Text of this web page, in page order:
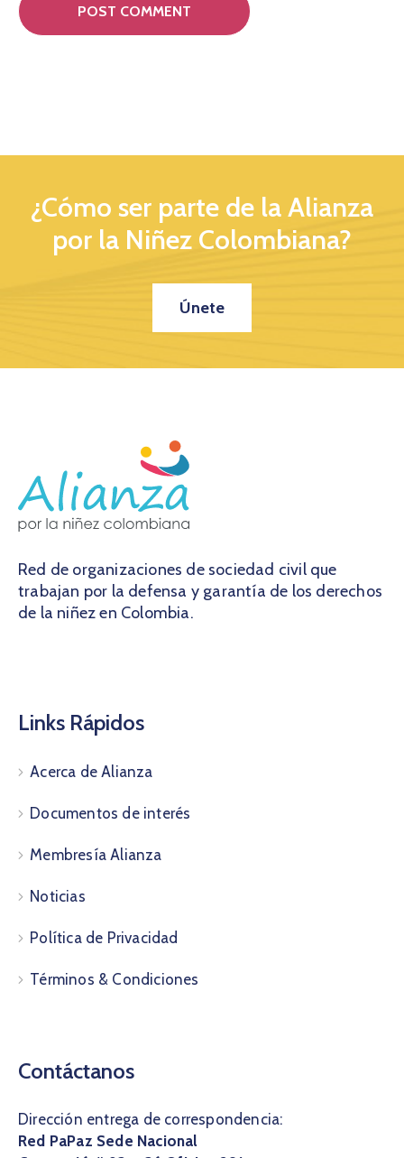
¿Cómo ser parte de la Alianza
por la Niñez Colombiana?
Únete
Red de organizaciones de sociedad civil que
trabajan por la defensa y garantía de los derechos
de la niñez en Colombia.
Links Rápidos
Acerca de Alianza
Documentos de interés
Membresía Alianza
Noticias
Política de Privacidad
Términos & Condiciones
Contáctanos
Dirección entrega de correspondencia:
Red PaPaz Sede Nacional